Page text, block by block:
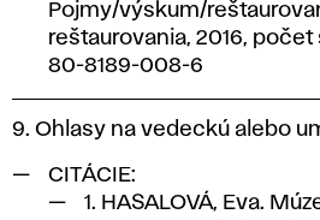
Pojmy/výskum/
reštaurovania, 2016, počet
80-8189-008-6
9. Ohlasy na vedeckú alebo
CITÁCIE:
1. HASALOVÁ, Eva.